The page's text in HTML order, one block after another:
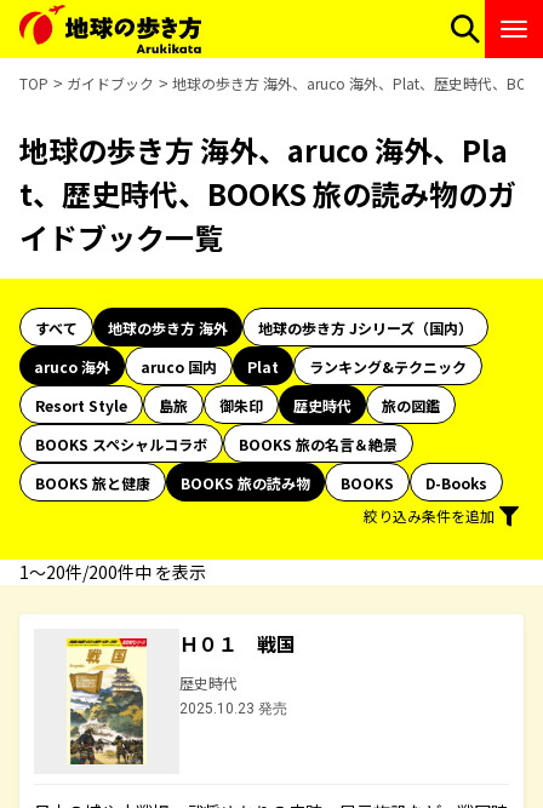
TOP ガイドブック 地球の歩き方 海外、aruco 海外、Plat、歴史時代、
地球の歩き方 海外、aruco 海外、Pla
t、歴史時代、BOOKS 旅の読み物のガ
イドブック一覧
すべて 地球の歩き方 海外
地球の歩き方 Jシリーズ（国内）
aruco 海外
aruco 国内 Plat
ランキング&テクニック
Resort Style
島旅 御朱印 歴史時代
旅の図鑑
BOOKS スペシャルコラボ
BOOKS 旅の名言＆絶景
BOOKS 旅と健康
BOOKS 旅の読み物 BOOKS
D-Books
絞り込み条件を追加
1〜20件/200件中 を表示
Ｈ０１ 戦国
歴史時代
2025.10.23 発売